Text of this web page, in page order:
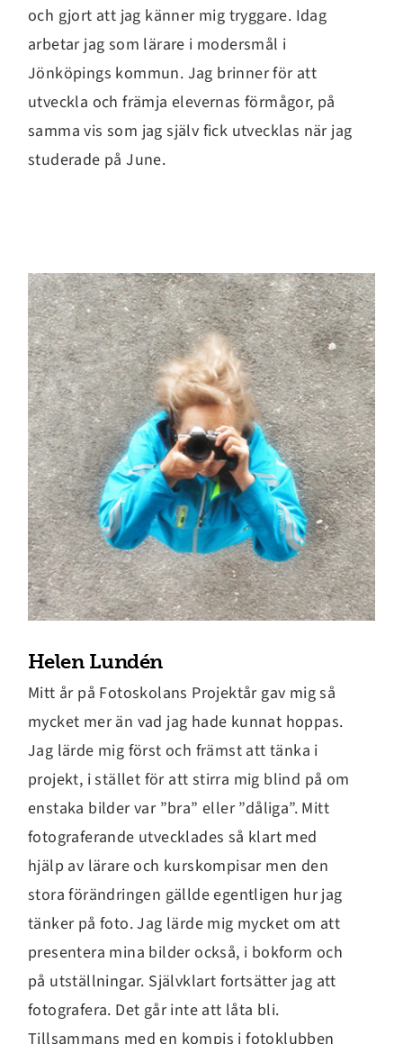
och gjort att jag känner mig tryggare. Idag
arbetar jag som lärare i modersmål i
Jönköpings kommun. Jag brinner för att
utveckla och främja elevernas förmågor, på
samma vis som jag själv fick utvecklas när jag
studerade på June.
Helen Lundén
Mitt år på Fotoskolans Projektår gav mig så
mycket mer än vad jag hade kunnat hoppas.
Jag lärde mig först och främst att tänka i
projekt, i stället för att stirra mig blind på om
enstaka bilder var ”bra” eller ”dåliga”. Mitt
fotograferande utvecklades så klart med
hjälp av lärare och kurskompisar men den
stora förändringen gällde egentligen hur jag
tänker på foto. Jag lärde mig mycket om att
presentera mina bilder också, i bokform och
på utställningar. Självklart fortsätter jag att
fotografera. Det går inte att låta bli.
Tillsammans med en kompis i fotoklubben